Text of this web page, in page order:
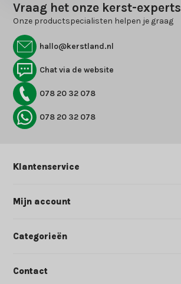
Vraag het onze kerst-experts
Onze productspecialisten helpen je graag
hallo@kerstland.nl
Chat via de website
078 20 32 078
078 20 32 078
Klantenservice
Mijn account
Categorieën
Contact